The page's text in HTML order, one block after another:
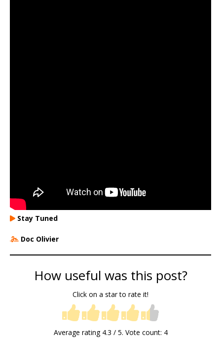
Stay Tuned
Doc Olivier
How useful was this post?
Click on a star to rate it!
Average rating 4.3 / 5. Vote count: 4